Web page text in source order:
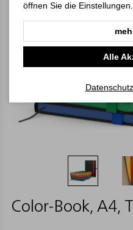
Color-Book, A4,
öffnen Sie die Einstellungen.
Alle
Datenschutz